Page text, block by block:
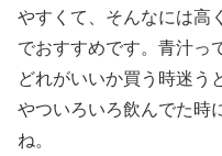
やすくて、そんなには高
でおすすめです。青汁っ
どれがいいか買う時迷う
やついろいろ飲んでた時
ね。